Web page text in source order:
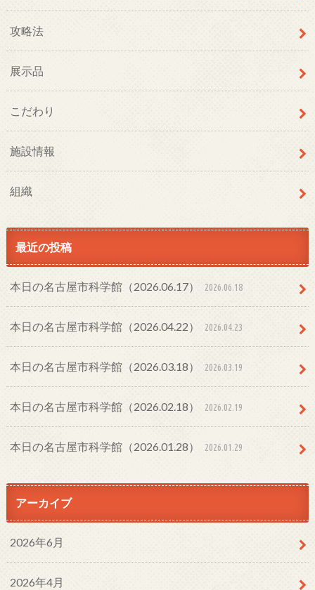
攻略法
展示品
こだわり
施設情報
組織
最近の投稿
本日の名古屋市科学館（2026.06.17） 2026.06.18
本日の名古屋市科学館（2026.04.22） 2026.04.23
本日の名古屋市科学館（2026.03.18） 2026.03.19
本日の名古屋市科学館（2026.02.18） 2026.02.19
本日の名古屋市科学館（2026.01.28） 2026.01.29
アーカイブ
2026年6月
2026年4月